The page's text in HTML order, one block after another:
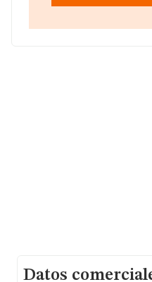
datos INFORMA constan
información adicional de
Datos